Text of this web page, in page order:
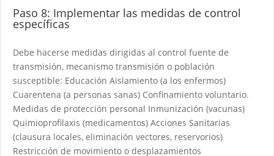
Paso 8: Implementar las medidas de control
específicas
Debe hacerse medidas dirigidas al control fuente de
transmisión, mecanismo transmisión o población
susceptible: Educación Aislamiento (a los enfermos)
Cuarentena (a personas sanas) Confinamiento voluntario.
Medidas de protección personal Inmunización (vacunas)
Quimioprofilaxis (medicamentos) Acciones Sanitarias
(clausura locales, eliminación vectores, reservorios)
Restricción de movimiento o desplazamientos